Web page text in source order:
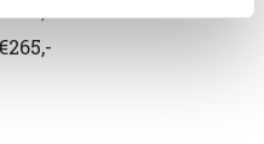
€265,-